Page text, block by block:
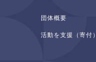
団体概要
活動を支援（寄付）